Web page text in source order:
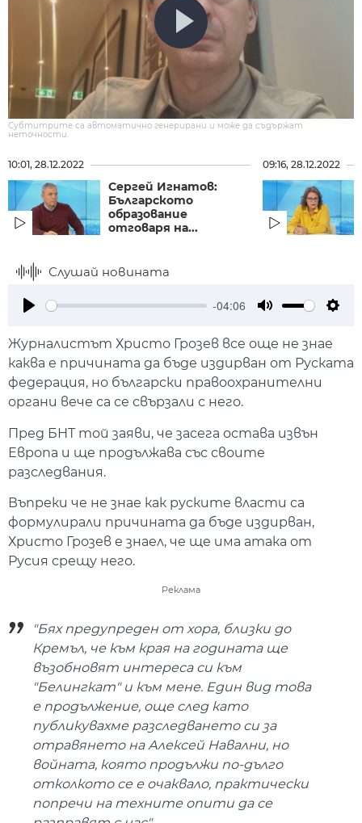
Субтитрите са автоматично генерирани и може да съдържат
неточности.
10:01, 28.12.2022
Сергей Игнатов:
Българското
образование
отговаря на...
09:16, 28.12.2022
Слушай новината
-04:06
Журналистът Христо Грозев все още не знае
каква е причината да бъде издирван от Руската
федерация, но български правоохранителни
органи вече са се свързали с него.
Пред БНТ той заяви, че засега остава извън
Европа и ще продължава със своите
разследвания.
Въпреки че не знае как руските власти са
формулирали причината да бъде издирван,
Христо Грозев е знаел, че ще има атака от
Русия срещу него.
Реклама
"Бях предупреден от хора, близки до
Кремъл, че към края на годината ще
възобновят интереса си към
"Белингкат" и към мене. Един вид това
е продължение, още след като
публикувахме разследването си за
отравянето на Алексей Навални, но
войната, която продължи по-дълго
отколкото се е очаквало, практически
попречи на техните опити да се